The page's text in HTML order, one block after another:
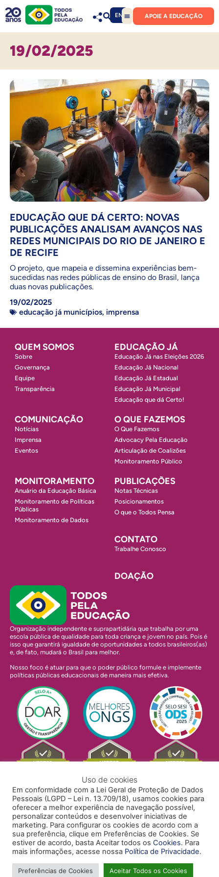
EN APOIE A EDUCAÇÃO
19/02/2025
EDUCAÇÃO QUE DÁ CERTO: NOVAS
PUBLICAÇÕES ANALISAM AVANÇOS NAS
REDES MUNICIPAIS DO RIO DE JANEIRO E
DE RECIFE
O projeto, que mapeia e dissemina experiências bem-
sucedidas nas redes públicas de ensino do Brasil, lança
duas novas publicações.
19/02/2025
educação já municípios, imprensa
QUEM SOMOS
Sobre
Governança
Equipe
Transparência
EDUCAÇÃO JÁ
Educação Já nas Eleições 2026
Educação Já Nacional
Educação Já Estadual
Educação Já Municipal
Educação que dá Certo!
COMUNICAÇÃO
Notícias
Imprensa
Eventos
O QUE FAZEMOS
O Que Fazemos
Advocacy Pela Educação
Articulação de Coalizões
Monitoramento Público
MONITORAMENTO
Anuário da Educação Básica
Monitoramento de Políticas
Públicas
Monitoramento de Dados
PUBLICAÇÕES
Notas Técnicas
Posicionamentos
O que o Todos Pensa
CONTATO
Trabalhe Conosco
DOAÇÃO
Organização independente e suprapartidária que trabalha por uma
escola pública de qualidade para toda criança e jovem no país. Pois é
isso que garantirá igualdade de oportunidades a todos brasileiros(as)
e, de fato, mudará o Brasil para melhor.
Nosso foco é atuar para que o poder público formule e implemente
políticas públicas educacionais de maneira mais efetiva.
POLÍTICA DE PRIVACIDADE
ACESSIBILIDADE
TRABALHE CONOSCO
Uso de cookies
Em conformidade com a Lei Geral de Proteção de Dados
Pessoais (LGPD – Lei n. 13.709/18), usamos cookies para
oferecer a melhor experiência de navegação possível,
personalizar conteúdos e desenvolver iniciativas de
marketing. Para configurar os cookies de acordo com a
sua preferência, clique em Preferências de Cookies. Se
estiver de acordo, basta Aceitar todos os Cookies. Para
mais informações, acesse nossa Política de Privacidade.
Preferências de Cookies Aceitar Todos os Cookies